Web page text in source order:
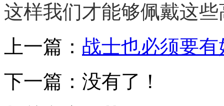
这样我们才能够佩戴这
上一篇： 战士也必须要
下一篇：没有了！